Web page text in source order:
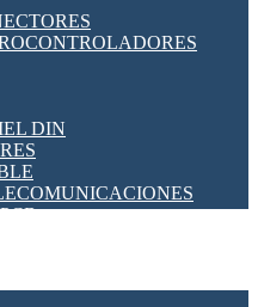
Y TC'S DE CORRIENTE
PROGRAMABLES
DIN